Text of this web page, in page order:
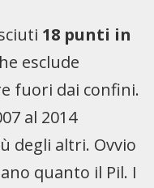
18 punti in
esclude
fuori dai confini.
al 2014
degli altri. Ovvio
quanto il Pil. I